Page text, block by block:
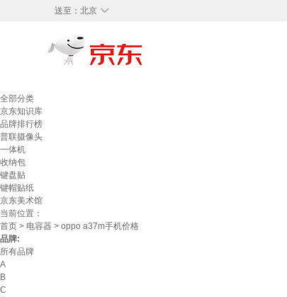
◇
送至： 北京
全部分类
京东知识库
品牌排行榜
普联摄像头
一体机
收纳包
键盘贴
键帽贴纸
京东美术馆
当前位置：
首页 > 电容器 > oppo a37m手机价格
品牌:
所有品牌
A
B
C